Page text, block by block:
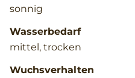
sonnig
Wasserbedarf
mittel, trocken
Wuchsverhalten